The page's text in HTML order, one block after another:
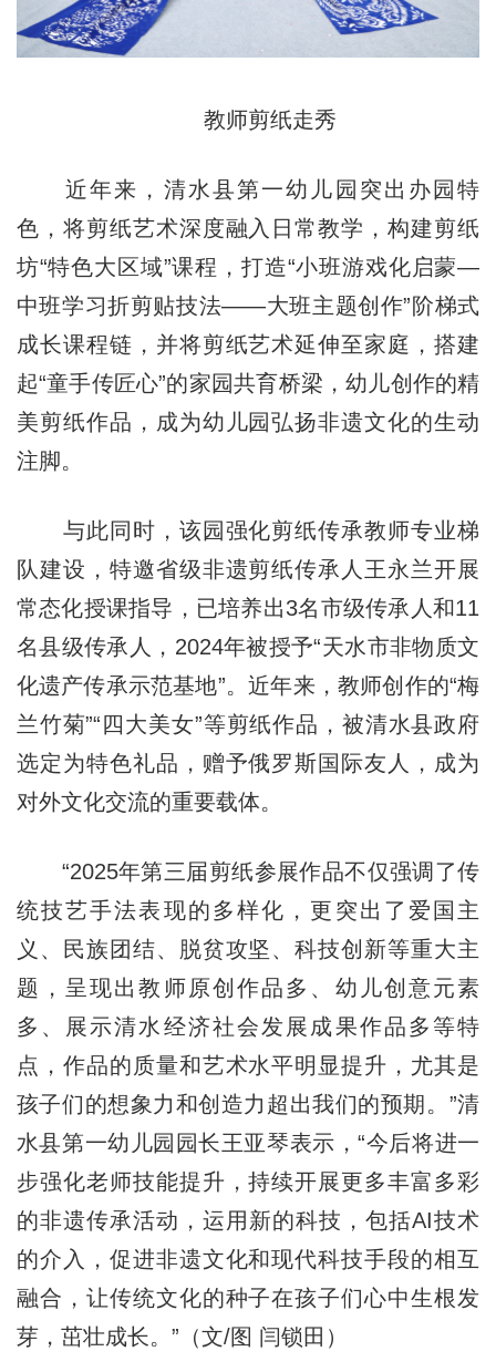
教师剪纸走秀
近年来，清水县第一幼儿园突出办园特
色，将剪纸艺术深度融入日常教学，构建剪纸
坊“特色大区域”课程，打造“小班游戏化启蒙—
中班学习折剪贴技法——大班主题创作”阶梯式
成长课程链，并将剪纸艺术延伸至家庭，搭建
起“童手传匠心”的家园共育桥梁，幼儿创作的精
美剪纸作品，成为幼儿园弘扬非遗文化的生动
注脚。
与此同时，该园强化剪纸传承教师专业梯
队建设，特邀省级非遗剪纸传承人王永兰开展
常态化授课指导，已培养出3名市级传承人和11
名县级传承人，2024年被授予“天水市非物质文
化遗产传承示范基地”。近年来，教师创作的“梅
兰竹菊”“四大美女”等剪纸作品，被清水县政府
选定为特色礼品，赠予俄罗斯国际友人，成为
对外文化交流的重要载体。
“2025年第三届剪纸参展作品不仅强调了传
统技艺手法表现的多样化，更突出了爱国主
义、民族团结、脱贫攻坚、科技创新等重大主
题，呈现出教师原创作品多、幼儿创意元素
多、展示清水经济社会发展成果作品多等特
点，作品的质量和艺术水平明显提升，尤其是
孩子们的想象力和创造力超出我们的预期。”清
水县第一幼儿园园长王亚琴表示，“今后将进一
步强化老师技能提升，持续开展更多丰富多彩
的非遗传承活动，运用新的科技，包括AI技术
的介入，促进非遗文化和现代科技手段的相互
融合，让传统文化的种子在孩子们心中生根发
芽，茁壮成长。”（文/图 闫锁田）